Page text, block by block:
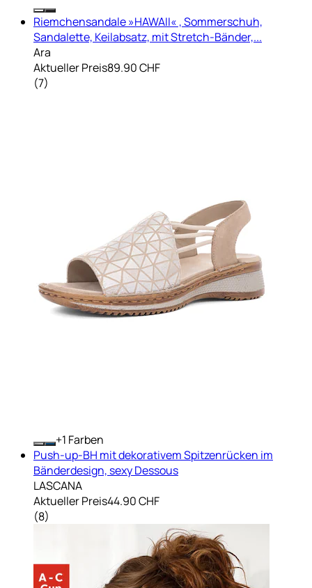
Riemchensandale »HAWAII« , Sommerschuh,
Sandalette, Keilabsatz, mit Stretch-Bänder,...
Ara
Aktueller Preis89.90 CHF
(7)
+ Farben
Push-up-BH mit dekorativem Spitzenrücken im
Bänderdesign, sexy Dessous
LASCANA
Aktueller Preis44.90 CHF
(8)